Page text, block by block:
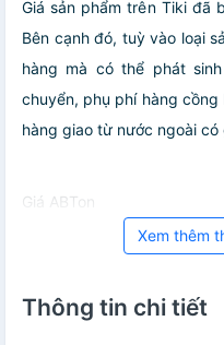
Giá sản phẩm trên Tiki đã
Bên cạnh đó, tuỳ vào loại
hàng mà có thể phát
chuyển, phụ phí hàng
hàng giao từ nước ngoài
Giá ABTon
Xem thêm
Thông tin chi tiết